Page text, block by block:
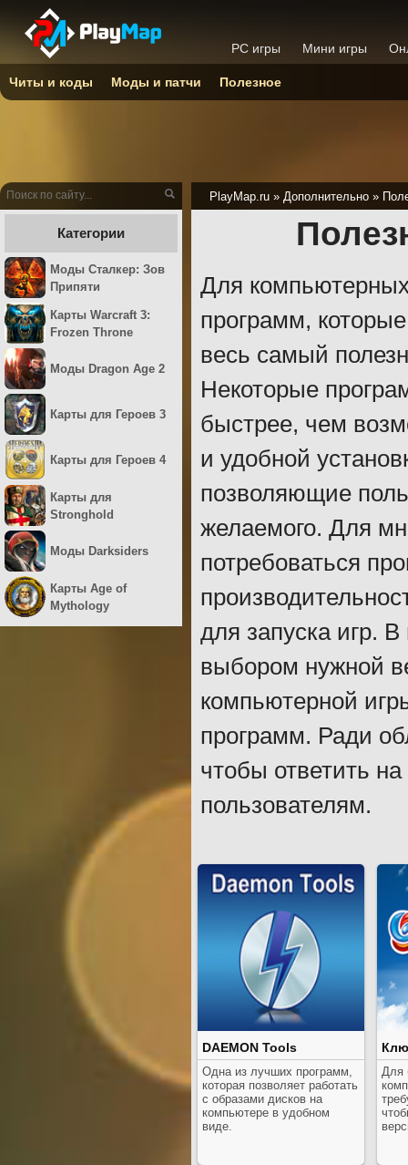
PlayMap.ru » Дополнительно »
Для
программ,
весь самый
Некоторые
быстрее, чем
и удобной
позволяющие
желаемого. Для
потребоваться
для запуска игр.
выбором нужной
компьютерной
программ. Ради
чтобы ответить
пользователям.
DAEMON Tools
Одна из лучших программ,
которая позволяет работать
с образами дисков на
компьютере в удобном
виде.
Для
Категории
Моды Сталкер: Зов
Припяти
Карты Warcraft 3:
Frozen Throne
Моды Dragon Age 2
Карты для Героев 3
Карты для Героев 4
Карты для
Stronghold
Моды Darksiders
Карты Age of
Mythology
PC игры Мини игры
Читы и коды Моды и патчи Полезное